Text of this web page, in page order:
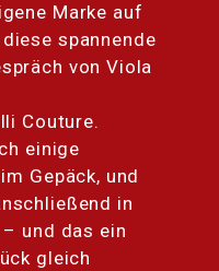
Marke auf
spannende
von Viola
Couture.
einige
Gepäck, und
in
und das ein
gleich